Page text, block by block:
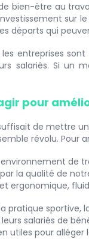
bien-être au
sur
départs qui
les entreprises
salariés. Si un
pour
de mettre
révolu. Pour
environnement de
la qualité de
ergonomique,
pratique sportive,
salariés de
utiles pour